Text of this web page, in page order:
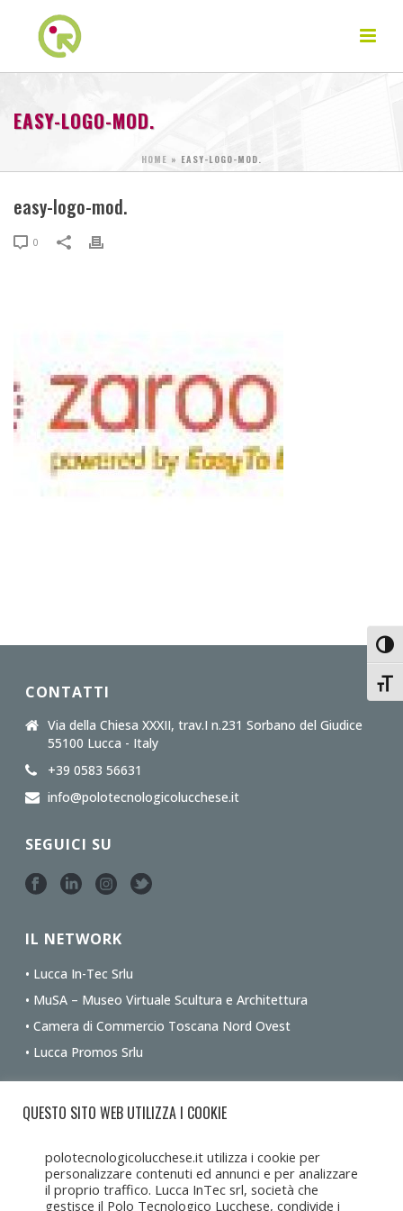
EASY-LOGO-MOD.
HOME » EASY-LOGO-MOD.
easy-logo-mod.
0
CONTATTI
Via della Chiesa XXXII, trav.I n.231 Sorbano del Giudice
55100 Lucca - Italy
+39 0583 56631
info@polotecnologicolucchese.it
SEGUICI SU
IL NETWORK
• Lucca In-Tec Srlu
• MuSA – Museo Virtuale Scultura e Architettura
• Camera di Commercio Toscana Nord Ovest
• Lucca Promos Srlu
Ottieni le indicazioni stradali dalla tua posizione
QUESTO SITO WEB UTILIZZA I COOKIE
polotecnologicolucchese.it utilizza i cookie per
personalizzare contenuti ed annunci e per analizzare
il proprio traffico. Lucca InTec srl, società che
gestisce il Polo Tecnologico Lucchese, condivide i